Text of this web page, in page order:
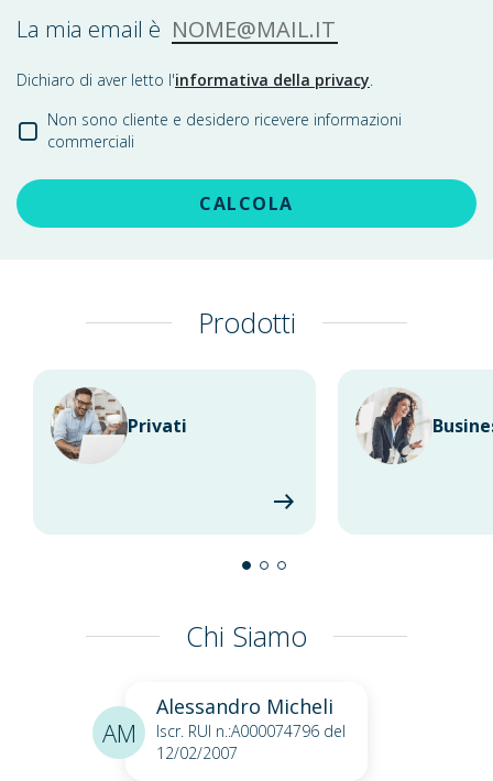
La mia email è NOME@MAIL.IT
Dichiaro di aver letto l'informativa della privacy.
Non sono cliente e desidero ricevere informazioni
commerciali
CALCOLA
Prodotti
Privati
Chi Siamo
Alessandro Micheli
Iscr. RUI n.:A000074796 del
12/02/2007
AM